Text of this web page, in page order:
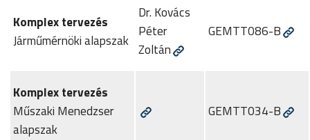
Komplex tervezés
Járműmérnöki alapszak
Dr. Kovács
Péter
Zoltán
GEMTT086-B
Komplex tervezés
Műszaki Menedzser
alapszak
GEMTT034-B